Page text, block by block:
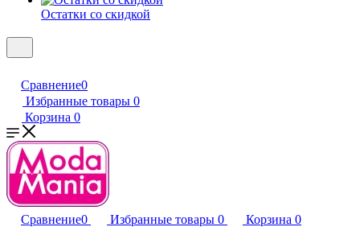
Остатки со скидкой
Сравнение0
Избранные товары 0
Корзина 0
Сравнение0 Избранные товары 0 Корзина 0